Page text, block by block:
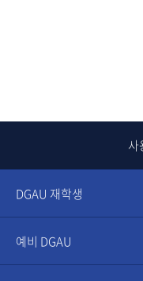
사
DGAU 재학생
예비 DGAU